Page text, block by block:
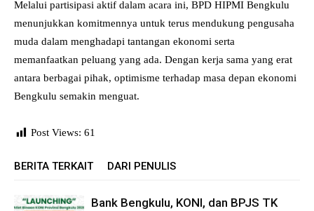
Melalui partisipasi aktif dalam acara ini, BPD HIPMI Bengkulu
menunjukkan komitmennya untuk terus mendukung pengusaha
muda dalam menghadapi tantangan ekonomi serta
memanfaatkan peluang yang ada. Dengan kerja sama yang erat
antara berbagai pihak, optimisme terhadap masa depan ekonomi
Bengkulu semakin menguat.
Post Views: 61
BERITA TERKAIT DARI PENULIS
Bank Bengkulu, KONI, dan BPJS TK